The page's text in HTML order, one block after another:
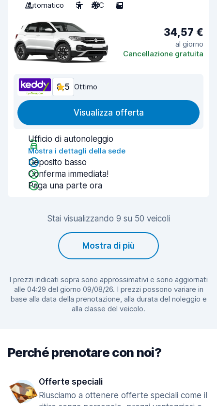
Automatico
5 A/C 5
34,57 €
al giorno
Cancellazione gratuita
8,5 Ottimo
Visualizza offerta
Ufficio di autonoleggio
Mostra i dettagli della sede
Deposito basso
Conferma immediata!
Paga una parte ora
Stai visualizzando 9 su 50 veicoli
Mostra di più
I prezzi indicati sopra sono approssimativi e sono aggiornati
alle 04:29 del giorno 09/08/26. I prezzi possono variare in
base alla data della prenotazione, alla durata del noleggio e
alla classe del veicolo.
Perché prenotare con noi?
Offerte speciali
Riusciamo a ottenere offerte speciali come il